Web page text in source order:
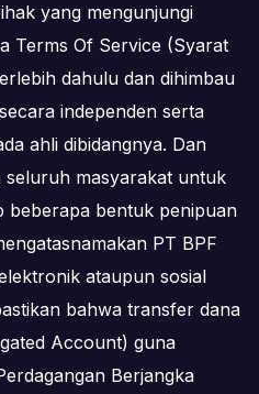
yang mengunjungi
Terms Of Service (Syarat
dahulu dan dihimbau
independen serta
ahli dibidangnya. Dan
seluruh masyarakat untuk
beberapa bentuk penipuan
PT BPF
ataupun sosial
bahwa transfer dana
Account) guna
Berjangka